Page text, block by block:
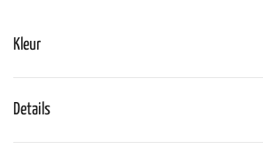
Kleur
Details